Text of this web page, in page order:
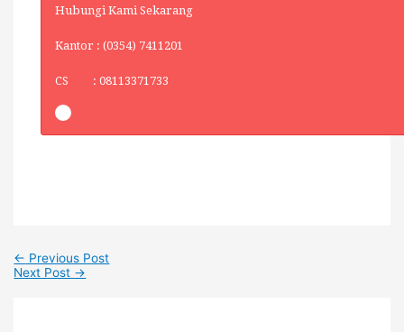
Hubungi Kami Sekarang
Kantor : (0354) 7411201
CS : 08113371733
← Previous Post
Next Post →